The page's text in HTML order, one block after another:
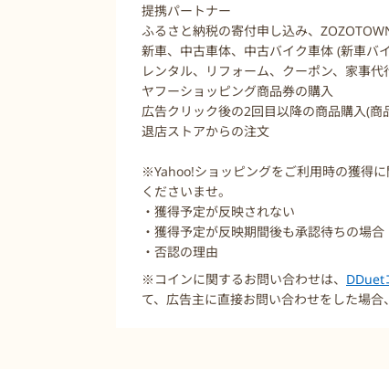
提携パートナー
ふるさと納税の寄付申し込み、
新車、中古車体、中古バイク車体 (新車バ
レンタル、リフォーム、クーポン、家事
ヤフーショッピング商品券の購入
広告クリック後の2回目以降の商品購入(
退店ストアからの注文
※Yahoo!ショッピングをご利用時の獲得
くださいませ。
・獲得予定が反映されない
・獲得予定が反映期間後も承認待ちの場合
・否認の理由
※コインに関するお問い合わせは、 DDuet
て、広告主に直接お問い合わせをした場合